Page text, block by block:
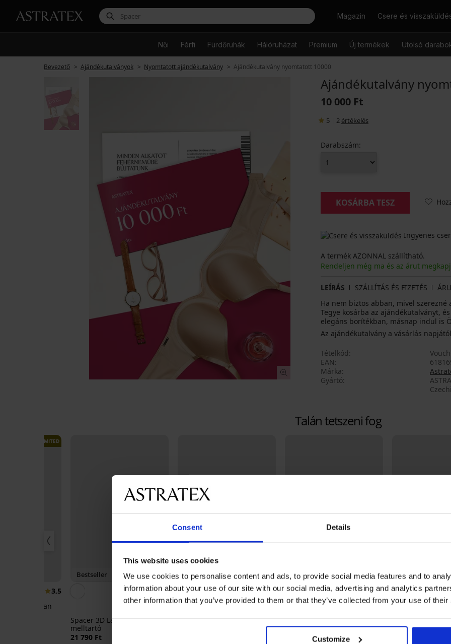
Consent Details
This website uses cookies
We use cookies to personalise content and ads, to provide social media features and to
information about your use of our site with our social media, advertising and analytics
other information that you’ve provided to them or that they’ve collected from your use of
Customize
KeresésMagazin Csere és
Női Férfi Fürdőruhák Hálóruházat Premium Új termékek Utolsó
Bevezető Ajándékutalványok Nyomtatott ajándékutalvány Ajándékutalvány nyomtatott 10000
Ajándékutalvány
10 000 Ft
5 2 értékelés
Darabszám:
KOSÁRBA TESZ
Ingyenes
A termék AZONNAL szállítható.
Rendeljen még ma és az árut
LEÍRÁS SZÁLLÍTÁS ÉS FIZETÉS
Ha nem biztos abban, mivel
Tegye kosárba az ajándékutalványt,
elegáns borítékban, másnap indul is
Az ajándékutalvány a vásárlás
Tételkód
EAN
Márka
Gyártó
Talán tetszeni fog
LIMITED
3,5
gyorsan
Bestseller
4,9
Spacer 3D Lady Grace New
melltartó
21 790 Ft
3+1 INGYEN
5
Delicate Flower brazilbugyi
Bestseller
5
DIVA by IVA brazil női alsó
-20% BRA20
Themis Lace